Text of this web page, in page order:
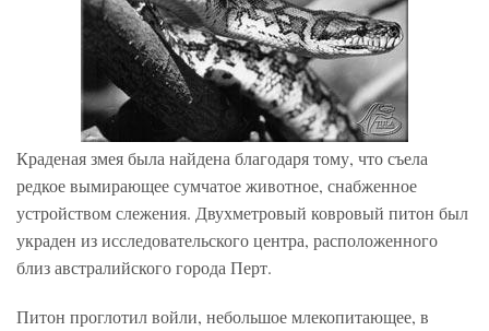
Краденая змея была найдена благодаря тому, что съела
редкое вымирающее сумчатое животное, снабженное
устройством слежения. Двухметровый ковровый питон был
украден из исследовательского центра, расположенного
близ австралийского города Перт.
Питон проглотил войли, небольшое млекопитающее, в